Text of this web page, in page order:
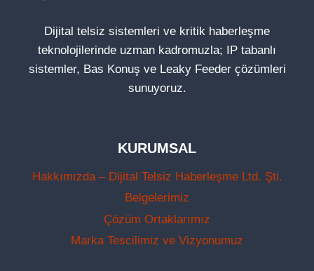
Dijital telsiz sistemleri ve kritik haberleşme
teknolojilerinde uzman kadromuzla; IP tabanlı
sistemler, Bas Konuş ve Leaky Feeder çözümleri
sunuyoruz.
KURUMSAL
Hakkımızda – Dijital Telsiz Haberleşme Ltd. Şti.
Belgelerimiz
Çözüm Ortaklarımız
Marka Tescilimiz ve Vizyonumuz